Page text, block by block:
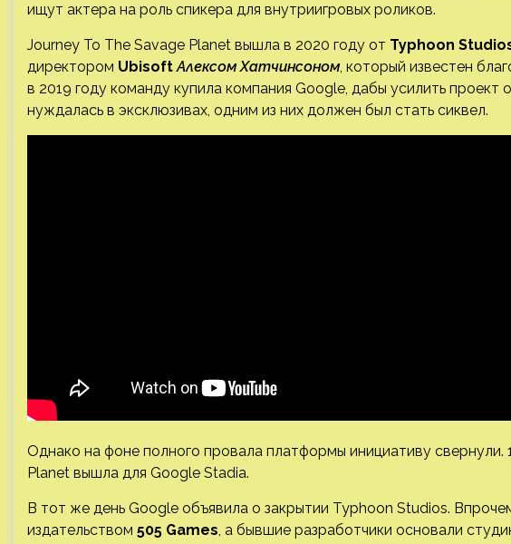
ищут актера на роль спикера для внутриигровых роликов.
Journey To The Savage Planet вышла в 2020 году от Typhoon
директором UbisoftАлексом Хатчинсоном, который известен
в 2019 году команду купила компания Google, дабы усилить проект
нуждалась в эксклюзивах, одним из них должен был стать сиквел.
Однако на фоне полного провала платформы инициативу свернули.
Planet вышла для Google Stadia.
В тот же день Google объявила о закрытии Typhoon Studios.
издательством 505 Games, а бывшие разработчики основали